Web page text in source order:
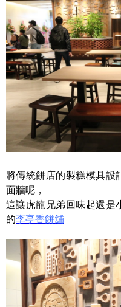
將傳統餅店的製糕模具設
面牆呢，
這讓虎龍兄弟回味起還是
的李亭香餅舖